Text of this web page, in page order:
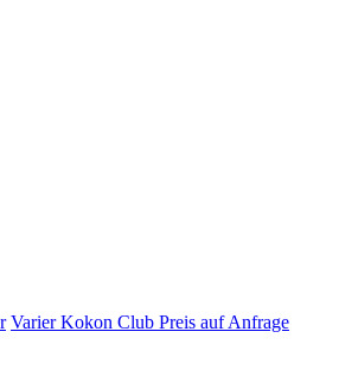
Varier Kokon Club Preis auf Anfrage